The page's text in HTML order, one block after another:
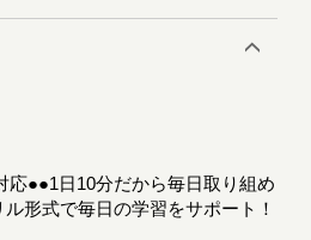
応●●1日10分だから毎日取り組め
形式で毎日の学習をサポート！